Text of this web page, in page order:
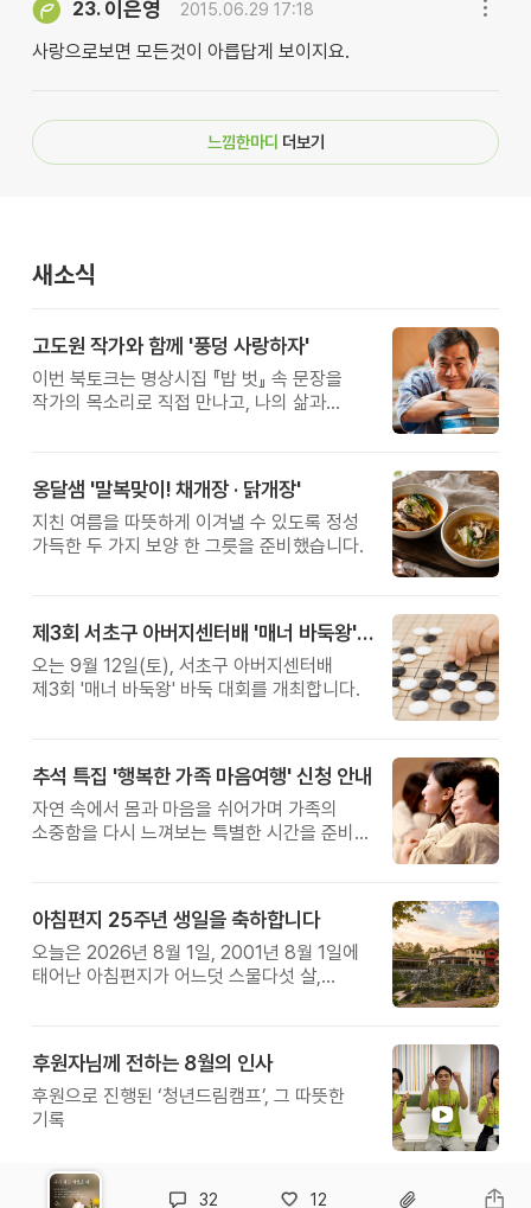
23. 이은영 2015.06.29 17:18
사랑으로보면 모든것이 아릅답게 보이지요.
느낌한마디 더보기
새소식
고도원 작가와 함께 '풍덩 사랑하자'
이번 북토크는 명상시집 『밥 벗』 속 문장을
작가의 목소리로 직접 만나고, 나의 삶과
옹달샘 '말복맞이! 채개장 · 닭개장'
지친 여름을 따뜻하게 이겨낼 수 있도록 정성
가득한 두 가지 보양 한 그릇을 준비했습니다.
제3회 서초구 아버지센터배 '매너 바둑왕' 대회
오는 9월 12일(토), 서초구 아버지센터배
제3회 '매너 바둑왕' 바둑 대회를 개최합니다.
추석 특집 '행복한 가족 마음여행' 신청 안내
자연 속에서 몸과 마음을 쉬어가며 가족의
소중함을 다시 느껴보는 특별한 시간을 준비해
아침편지 25주년 생일을 축하합니다
오늘은 2026년 8월 1일, 2001년 8월 1일에
태어난 아침편지가 어느덧 스물다섯 살,
후원자님께 전하는 8월의 인사
후원으로 진행된 ‘청년드림캠프’, 그 따뜻한
기록
32 12